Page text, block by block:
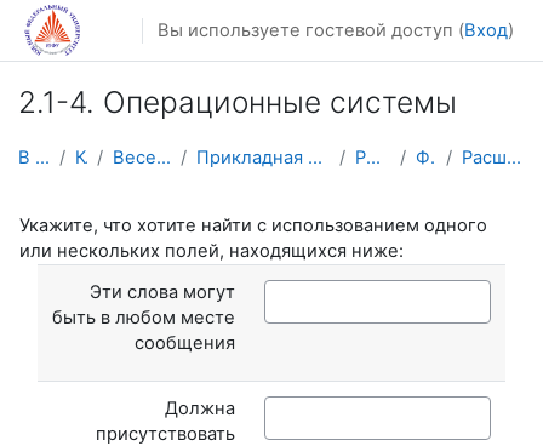
Перейти к основному содержанию
Вы используете гостевой доступ (Вход)
2.1-4. Операционные системы
В начало Курсы Весенний семестр Прикладная математика и информатика PM-OS-2016 Форумы Расширенный поиск
Укажите, что хотите найти с использованием одного
или нескольких полей, находящихся ниже:
Эти слова могут
быть в любом месте
сообщения
Должна
присутствовать